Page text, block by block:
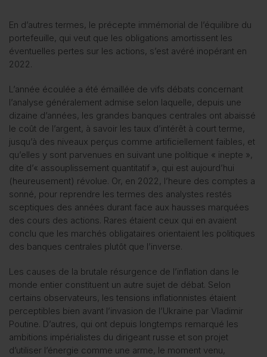
En d’autres termes, le précepte immémorial de l’équilibre du
portefeuille, qui veut que les obligations amortissent les
éventuelles pertes sur les actions, s’est avéré inopérant en
2022.
L’année écoulée a été émaillée de vifs débats concernant
l’analyse généralement admise selon laquelle, depuis une
dizaine d’années, les grandes banques centrales ont abaissé
le coût de l’argent, à savoir les taux d’intérêt à court terme,
jusqu’à des niveaux perçus comme artificiellement faibles, et
qu’elles y sont parvenues en suivant une politique « inepte »,
dite d’« assouplissement quantitatif », qui est aujourd’hui
(heureusement) révolue. Or, en 2022, l’heure des comptes a
sonné, pour reprendre les termes des analystes restés
sceptiques des années durant face aux hausses marquées
des cours des actions. Rares étaient ceux qui en avaient
conclu que les marchés obligataires orientaient les politiques
des banques centrales plutôt que l’inverse.
Les causes de la brutale résurgence de l’inflation dans le
monde entier constituent un autre sujet de débat. Selon
certains observateurs, les tensions inflationnistes étaient
perceptibles bien avant l’invasion de l’Ukraine par Vladimir
Poutine. D’autres, qui ont depuis longtemps remarqué les
ambitions impérialistes du dirigeant russe et son projet
d’utiliser l’énergie comme une arme, le moment venu,